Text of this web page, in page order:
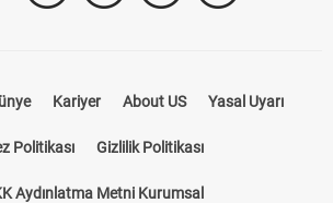
Kariyer About US Yasal Uyarı
Politikası Gizlilik Politikası
Aydınlatma Metni Kurumsal